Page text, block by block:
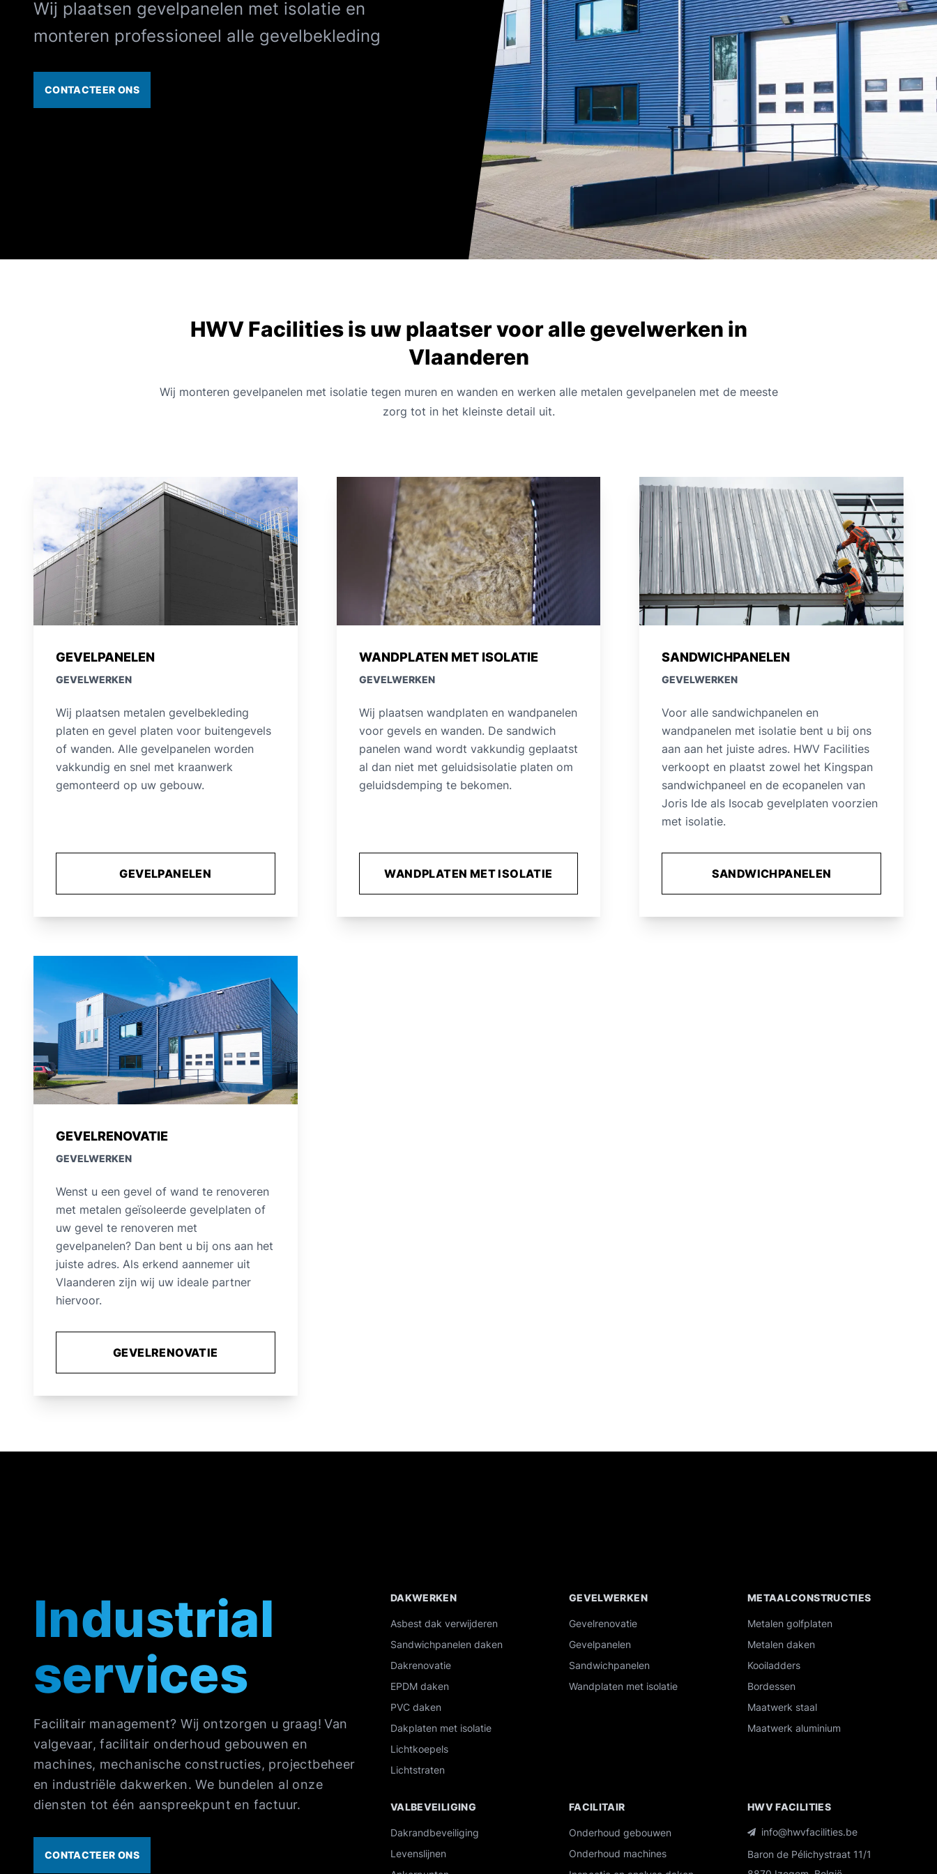
Wij plaatsen gevelpanelen met isolatie en
monteren professioneel alle gevelbekleding
CONTACTEER ONS
HWV Facilities is uw plaatser voor alle gevelwerken in
Vlaanderen
Wij monteren gevelpanelen met isolatie tegen muren en wanden en werken alle metalen gevelpanelen met de meeste
zorg tot in het kleinste detail uit.
GEVELPANELEN
GEVELWERKEN
Wij plaatsen metalen gevelbekleding
platen en gevel platen voor buitengevels
of wanden. Alle gevelpanelen worden
vakkundig en snel met kraanwerk
gemonteerd op uw gebouw.
GEVELPANELEN
WANDPLATEN MET ISOLATIE
GEVELWERKEN
Wij plaatsen wandplaten en wandpanelen
voor gevels en wanden. De sandwich
panelen wand wordt vakkundig geplaatst
al dan niet met geluidsisolatie platen om
geluidsdemping te bekomen.
WANDPLATEN MET ISOLATIE
SANDWICHPANELEN
GEVELWERKEN
Voor alle sandwichpanelen en
wandpanelen met isolatie bent u bij ons
aan aan het juiste adres. HWV Facilities
verkoopt en plaatst zowel het Kingspan
sandwichpaneel en de ecopanelen van
Joris Ide als Isocab gevelplaten voorzien
met isolatie.
SANDWICHPANELEN
GEVELRENOVATIE
GEVELWERKEN
Wenst u een gevel of wand te renoveren
met metalen geïsoleerde gevelplaten of
uw gevel te renoveren met
gevelpanelen? Dan bent u bij ons aan het
juiste adres. Als erkend aannemer uit
Vlaanderen zijn wij uw ideale partner
hiervoor.
GEVELRENOVATIE
Industrial
services
Facilitair management? Wij ontzorgen u graag! Van
valgevaar, facilitair onderhoud gebouwen en
machines, mechanische constructies, projectbeheer
en industriële dakwerken. We bundelen al onze
diensten tot één aanspreekpunt en factuur.
CONTACTEER ONS
Overzicht van onze industriële diensten
DAKWERKEN
Asbest dak verwijderen
Sandwichpanelen daken
Dakrenovatie
EPDM daken
PVC daken
Dakplaten met isolatie
Lichtkoepels
Lichtstraten
GEVELWERKEN
Gevelrenovatie
Gevelpanelen
Sandwichpanelen
Wandplaten met isolatie
METAALCONSTRUCTIES
Metalen golfplaten
Metalen daken
Kooiladders
Bordessen
Maatwerk staal
Maatwerk aluminium
VALBEVEILIGING
Dakrandbeveiliging
Levenslijnen
FACILITAIR
Onderhoud gebouwen
Onderhoud machines
HWV FACILITIES
info@hwvfacilities.be
Baron de Pélichystraat 11/1